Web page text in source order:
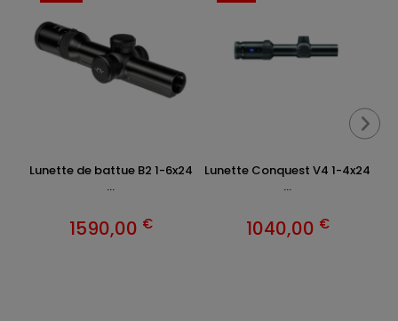
Lunette de battue B2 1-6x24
...
1590,00 €
Lunette Conquest V4 1-4x24
...
1040,00 €